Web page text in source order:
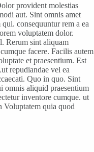
provident molestias
aut. Sint omnis amet
consequuntur rem a ea
voluptatem dolor.
Rerum sint aliquam
facere. Facilis autem
et praesentium. Est
repudiandae vel ea
Quo in quo. Sint
omnis aliquid praesentium
inventore cumque. ut
Voluptatem quia quod